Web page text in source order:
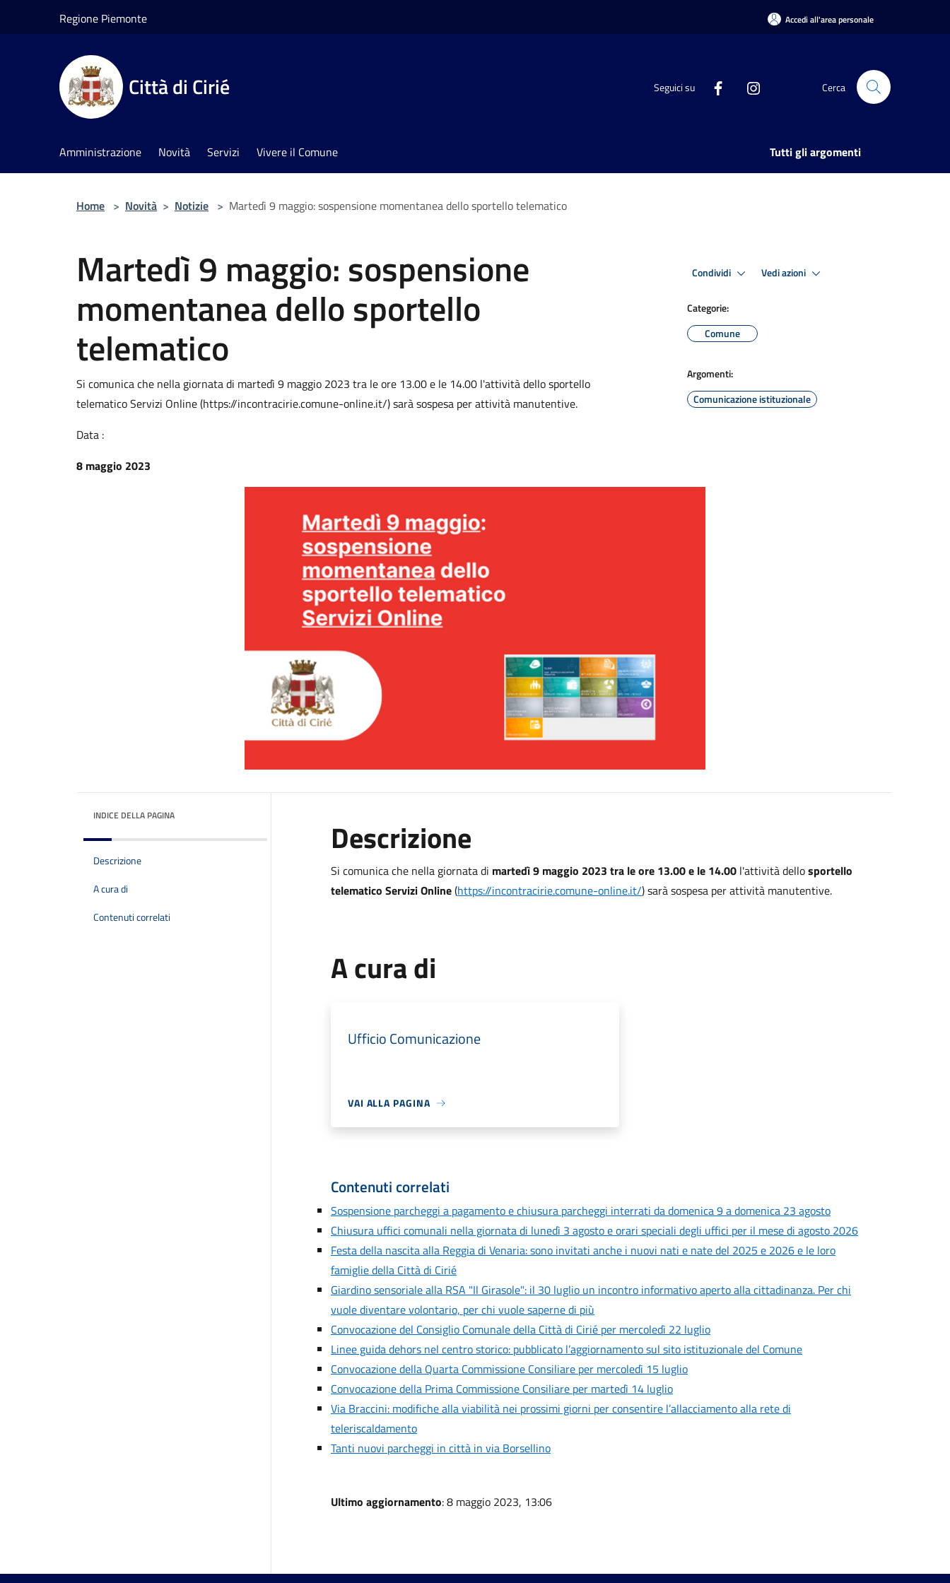
Regione Piemonte Accedi all'area personale
Città di Cirié Seguici su Cerca
Amministrazione Novità Servizi Vivere il Comune Tutti gli argomenti
Home > Novità > Notizie > Martedì 9 maggio: sospensione momentanea dello sportello telematico
Martedì 9 maggio: sospensione
momentanea dello sportello
telematico
Si comunica che nella giornata di martedì 9 maggio 2023 tra le ore 13.00 e le 14.00 l'attività dello sportello
telematico Servizi Online (https://incontracirie.comune-online.it/) sarà sospesa per attività manutentive.
Data :
8 maggio 2023
Condividi Vedi azioni
Categorie:
Comune
Argomenti:
Comunicazione istituzionale
INDICE DELLA PAGINA
Descrizione
A cura di
Contenuti correlati
Descrizione
Si comunica che nella giornata di martedì 9 maggio 2023 tra le ore 13.00 e le 14.00l'attività dellosportello
telematico Servizi Online(https://incontracirie.comune-online.it/) sarà sospesa per attività manutentive.
A cura di
Ufficio Comunicazione
VAI ALLA PAGINA
Contenuti correlati
Sospensione parcheggi a pagamento e chiusura parcheggi interrati da domenica 9 a domenica 23 agosto
Chiusura uffici comunali nella giornata di lunedì 3 agosto e orari speciali degli uffici per il mese di agosto 2026
Festa della nascita alla Reggia di Venaria: sono invitati anche i nuovi nati e nate del 2025 e 2026 e le loro
famiglie della Città di Cirié
Giardino sensoriale alla RSA "Il Girasole": il 30 luglio un incontro informativo aperto alla cittadinanza. Per chi
vuole diventare volontario, per chi vuole saperne di più
Convocazione del Consiglio Comunale della Città di Cirié per mercoledì 22 luglio
Linee guida dehors nel centro storico: pubblicato l’aggiornamento sul sito istituzionale del Comune
Convocazione della Quarta Commissione Consiliare per mercoledì 15 luglio
Convocazione della Prima Commissione Consiliare per martedì 14 luglio
Via Braccini: modifiche alla viabilità nei prossimi giorni per consentire l’allacciamento alla rete di
teleriscaldamento
Tanti nuovi parcheggi in città in via Borsellino
Ultimo aggiornamento: 8 maggio 2023, 13:06